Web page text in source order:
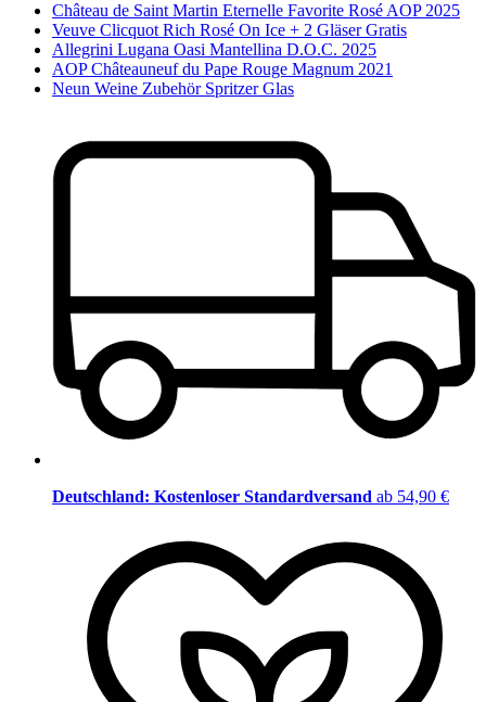
Château de Saint Martin Eternelle Favorite Rosé AOP 2025
Veuve Clicquot Rich Rosé On Ice + 2 Gläser Gratis
Allegrini Lugana Oasi Mantellina D.O.C. 2025
AOP Châteauneuf du Pape Rouge Magnum 2021
Neun Weine Zubehör Spritzer Glas
Deutschland: Kostenloser Standardversand ab 54,90 €